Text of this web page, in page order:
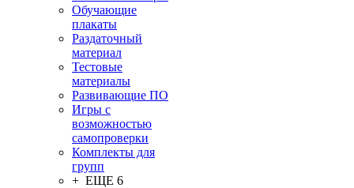
Обучающие
плакаты
Раздаточный
материал
Тестовые
материалы
Развивающие ПО
Игры с
возможностью
самопроверки
Комплекты для
групп
+ ЕЩЕ 6